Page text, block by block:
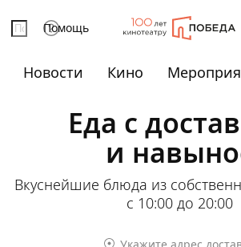
Помощь
Новости Кино
Еда с
и
Вкуснейшие блюда из
с 10:00 до 20:00